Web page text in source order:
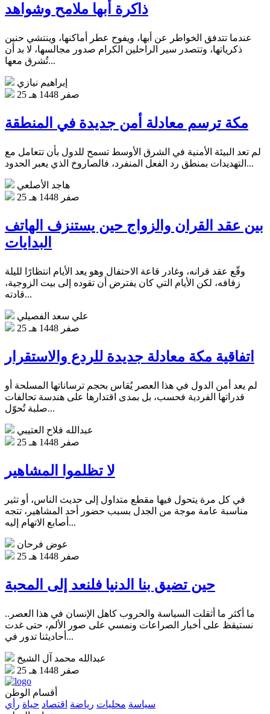
ذاكرة أبها ملامح وشواهد
عندما تتدفق الخواطر عن أبها، ويفوح عطر أماكنها، وينتشي حنين
ذكرياتها، وتتصدر سير الراحلين الكرام صدور مجالسها، لا بد أن
تُشرق معها...
إبراهيم نيازي
25 صفر 1448 هـ
مكة ترسم معادلة أمن جديدة في المنطقة
لم تعد البيئة الأمنية في الشرق الأوسط تسمح للدول بأن تتعامل مع
التهديدات بمنطق رد الفعل المنفرد، فالصاروخ الذي يعبر الحدود...
هاجد الأصلعي
25 صفر 1448 هـ
بين عقد القران والزواج حين يستنزف الهاتف
البدايات
وقّع عقد قرانه، وغادر قاعة الاحتفال وهو يعد الأيام انتظارًا لليلة
زفافه، لكن الأيام التي كان يفترض أن تقوده إلى بيت الزوجية،
قادته...
علي سعد الفصيلي
25 صفر 1448 هـ
اتفاقية مكة معادلة جديدة للردع والاستقرار
لم يعد أمن الدول في هذا العصر يُقاس بحجم ترساناتها المسلحة أو
قدراتها الفردية فحسب، بل بمدى اقتدارها على هندسة تحالفات
صلبة تُحوّل...
عبدالله فلاح العتيبي
25 صفر 1448 هـ
لا تظلموا المشاهير
في كل مرة يتحول فيها مقطع متداول إلى حديث الناس، أو تثير
مناسبة عامة موجة من الجدل بسبب حضور أحد المشاهير، تتجه
أصابع الاتهام إليه...
عوض فرحان
25 صفر 1448 هـ
حين تضيق بنا الدنيا فلنعد إلى المحبة
ما أكثر ما أثقلت السياسة والحروب كاهل الإنسان في هذا العصر..
نستيقظ على أخبار الصراعات ونمسي على صور الألم، حتى غدت
أحاديثنا تدور في...
عبدالله محمد آل الشيخ
25 صفر 1448 هـ
أقسام الوطن
سياسة محليات رياضة اقتصاد حياة رأي